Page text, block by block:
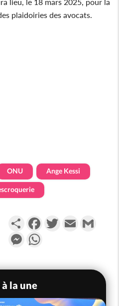
plaidoiries des avocats.
ONU Ange Kessi
PartagerFacebookTwitterEmail
Messenger
la une